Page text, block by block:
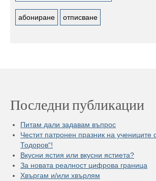
Последни публикации
Питам дали задавам въпрос
Честит патронен празник на
Тодоров“!
Вкусни ястия или вкусни ястиета?
За новата реалност цифрова граница
Хвъргам и/или хвърлям